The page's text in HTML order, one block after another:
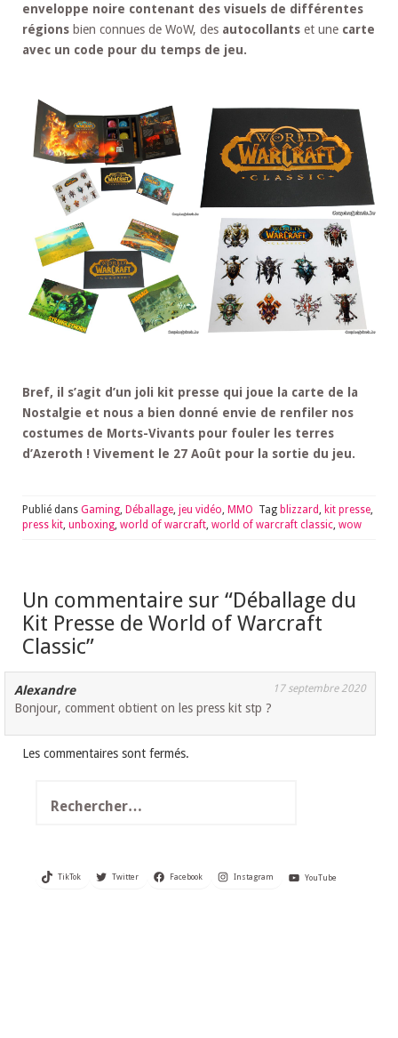
enveloppe noire contenant des visuels de différentes
régions bien connues de WoW, des autocollants et une carte
avec un code pour du temps de jeu.
Bref, il s’agit d’un joli kit presse qui joue la carte de la
Nostalgie et nous a bien donné envie de renfiler nos
costumes de Morts-Vivants pour fouler les terres
d’Azeroth ! Vivement le 27 Août pour la sortie du jeu.
Publié dans Gaming, Déballage, jeu vidéo, MMO Tag blizzard, kit presse,
press kit, unboxing, world of warcraft, world of warcraft classic, wow
Un commentaire sur “Déballage du
Kit Presse de World of Warcraft
Classic”
Alexandre 17 septembre 2020
Bonjour, comment obtient on les press kit stp ?
Les commentaires sont fermés.
TikTok Twitter Facebook Instagram YouTube